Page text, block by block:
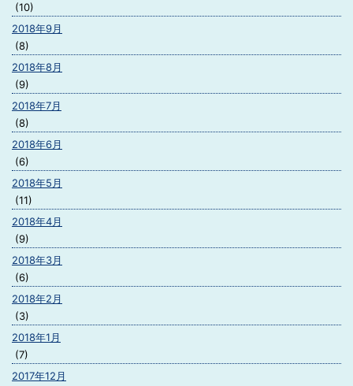
(10)
2018年9月
(8)
2018年8月
(9)
2018年7月
(8)
2018年6月
(6)
2018年5月
(11)
2018年4月
(9)
2018年3月
(6)
2018年2月
(3)
2018年1月
(7)
2017年12月